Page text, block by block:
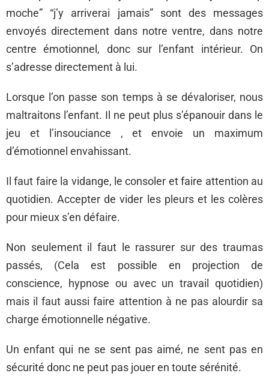
moche” “j’y arriverai jamais” sont des messages
envoyés directement dans notre ventre, dans notre
centre émotionnel, donc sur l’enfant intérieur. On
s’adresse directement à lui.
Lorsque l’on passe son temps à se dévaloriser, nous
maltraitons l’enfant. Il ne peut plus s’épanouir dans le
jeu et l’insouciance , et envoie un maximum
d’émotionnel envahissant.
Il faut faire la vidange, le consoler et faire attention au
quotidien. Accepter de vider les pleurs et les colères
pour mieux s’en défaire.
Non seulement il faut le rassurer sur des traumas
passés, (Cela est possible en projection de
conscience, hypnose ou avec un travail quotidien)
mais il faut aussi faire attention à ne pas alourdir sa
charge émotionnelle négative.
Un enfant qui ne se sent pas aimé, ne sent pas en
sécurité donc ne peut pas jouer en toute sérénité.